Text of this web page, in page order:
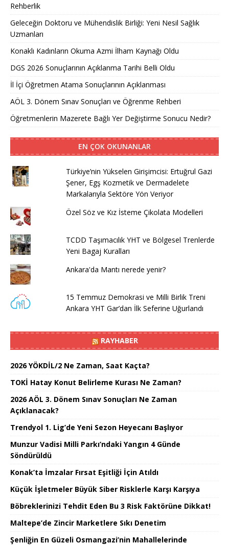
Rehberlik
Geleceğin Doktoru ve Mühendislik Birliği: Yeni Nesil Sağlık
Uzmanları
Konaklı Kadınların Okuma Azmi İlham Kaynağı Oldu
DGS 2026 Sonuçlarının Açıklanma Tarihi Belli Oldu
İl İçi Öğretmen Atama Sonuçlarının Açıklanması
AÖL 3. Dönem Sınav Sonuçları ve Öğrenme Rehberi
Öğretmenlerin Mazerete Bağlı Yer Değiştirme Sonucu Nedir?
EN ÇOK OKUNANLAR
Türkiye’nin Yükselen Girişimcisi: Ertuğrul Gazi
Şener, Egş Kozmetik ve Dermadelete
Markalarıyla Sektöre Yön Veriyor
Özel Söz ve Kız İsteme Çikolata Modelleri
TCDD Taşımacılık YHT ve Bölgesel Trenlerde
Yeni Bagaj Kuralları
Ankara'da Mantı nerede yenir?
15 Temmuz Demokrasi ve Milli Birlik Treni
Ankara YHT Gar’dan İlk Seferine Uğurlandı
RAYHABER
2026 YÖKDİL/2 Ne Zaman, Saat Kaçta?
TOKİ Hatay Konut Belirleme Kurası Ne Zaman?
2026 AÖL 3. Dönem Sınav Sonuçları Ne Zaman
Açıklanacak?
Trendyol 1. Lig’de Yeni Sezon Heyecanı Başlıyor
Munzur Vadisi Milli Parkı’ndaki Yangın 4 Günde
Söndürüldü
Konak’ta İmzalar Fırsat Eşitliği İçin Atıldı
Küçük İşletmeler Büyük Siber Risklerle Karşı Karşıya
Böbreklerinizi Tehdit Eden Bu 3 Risk Faktörüne Dikkat!
Maltepe’de Zincir Marketlere Sıkı Denetim
Şenliğin En Güzeli Osmangazi’nin Mahallelerinde